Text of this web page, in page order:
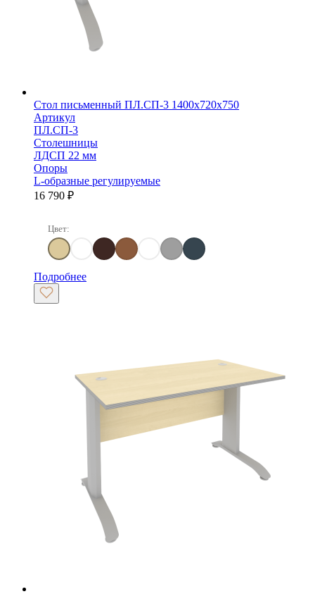
Стол письменный ПЛ.СП-3 1400х720х750
Артикул
ПЛ.СП-3
Столешницы
ЛДСП 22 мм
Опоры
L-образные регулируемые
16 790 ₽
Цвет:
Клен Клен/Металлик
Венге ЦавоОрех гварнери
Белый Серый Антрацит
Подробнее